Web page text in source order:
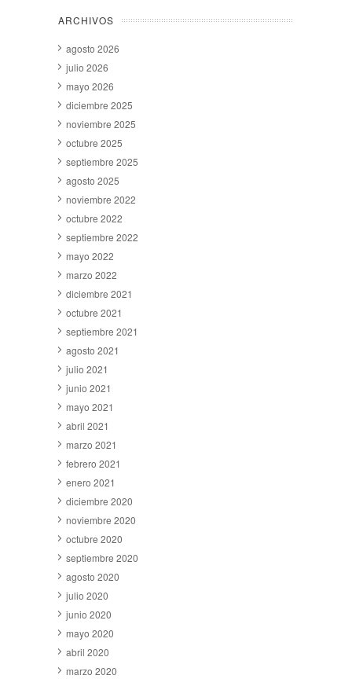
ARCHIVOS
agosto 2026
julio 2026
mayo 2026
diciembre 2025
noviembre 2025
octubre 2025
septiembre 2025
agosto 2025
noviembre 2022
octubre 2022
septiembre 2022
mayo 2022
marzo 2022
diciembre 2021
octubre 2021
septiembre 2021
agosto 2021
julio 2021
junio 2021
mayo 2021
abril 2021
marzo 2021
febrero 2021
enero 2021
diciembre 2020
noviembre 2020
octubre 2020
septiembre 2020
agosto 2020
julio 2020
junio 2020
mayo 2020
abril 2020
marzo 2020